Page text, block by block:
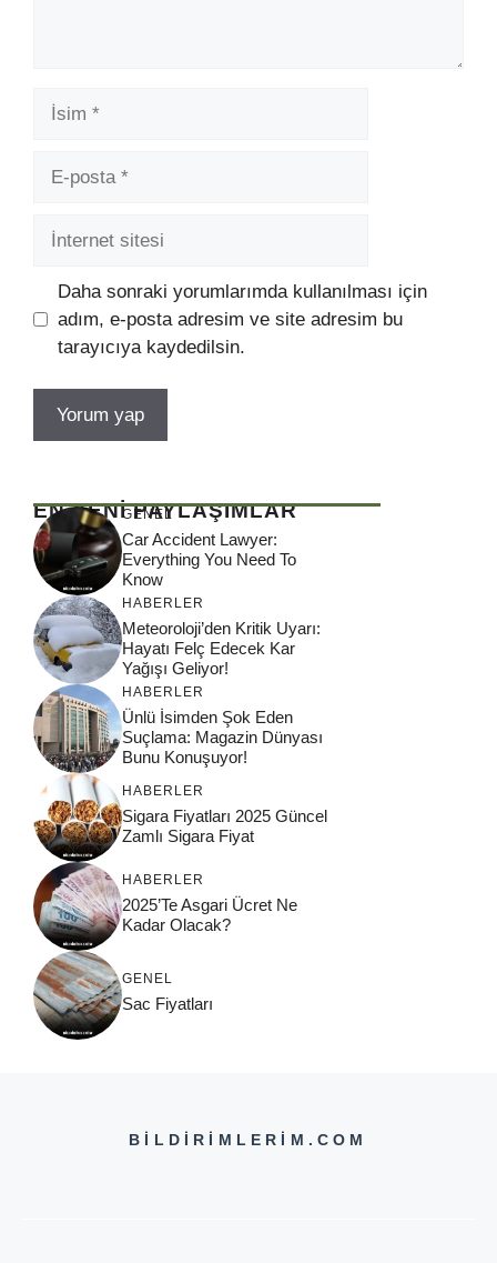
İsim
posta
İnternet
Daha sonraki yorumlarımda kullanılması için
adım, e-posta adresim ve site adresim bu
tarayıcıya kaydedilsin.
EN YENİ PAYLAŞIMLAR
GENEL
Car Accident Lawyer:
Everything You Need To
Know
HABERLER
Meteoroloji’den Kritik Uyarı:
Hayatı Felç Edecek Kar
Yağışı Geliyor!
HABERLER
Ünlü İsimden Şok Eden
Suçlama: Magazin Dünyası
Bunu Konuşuyor!
HABERLER
Sigara Fiyatları 2025 Güncel
Zamlı Sigara Fiyat
HABERLER
2025’Te Asgari Ücret Ne
Kadar Olacak?
GENEL
Sac Fiyatları
BILDIRIMLERIM.COM